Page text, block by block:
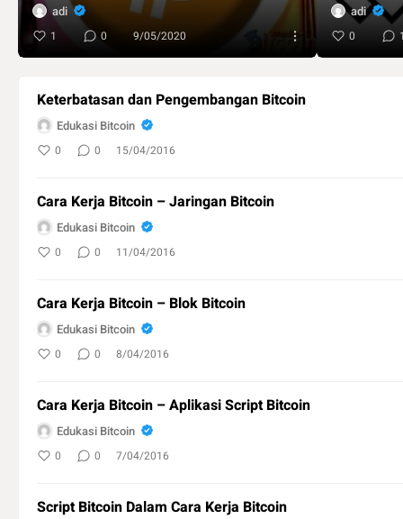
adi
1 0 9/05/2020
adi
0
Keterbatasan dan Pengembangan Bitcoin
Edukasi Bitcoin
0 0 15/04/2016
Cara Kerja Bitcoin – Jaringan Bitcoin
Edukasi Bitcoin
0 0 11/04/2016
Cara Kerja Bitcoin – Blok Bitcoin
Edukasi Bitcoin
0 0 8/04/2016
Cara Kerja Bitcoin – Aplikasi Script Bitcoin
Edukasi Bitcoin
0 0 7/04/2016
Script Bitcoin Dalam Cara Kerja Bitcoin